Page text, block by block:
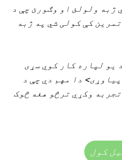
ژبه ولولئ او وګورئ چې د
کې کولی شي په ژبه
یو لپاره کار کوي سړی
دا مهم دي چې د
وکړي ترڅو هغه څوک
کول